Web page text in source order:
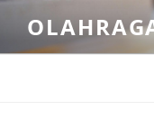
content